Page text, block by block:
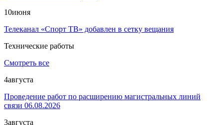
10июня
Телеканал «Спорт ТВ» добавлен в сетку вещания
Технические работы
Смотреть все
4августа
Проведение работ по расширению магистральных линий
связи 06.08.2026
3августа